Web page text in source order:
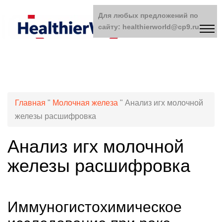
Главная " Молочная железа " Анализ игх молочной
железы расшифровка
Анализ игх молочной
железы расшифровка
Иммуногистохимическое
Для любых предложений по
сайту: healthierworld@cp9.ru